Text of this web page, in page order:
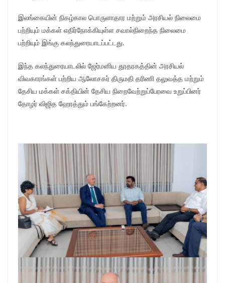
இலங்கையின் நிகழ்கால பொருளாதார மற்றும் அரசியல் நிலைமை
பற்றியும் மக்கள் எதிர்நோக்கியுள்ள சவால்நிறைந்த நிலைமை
பற்றியும் இங்கு கலந்துரையாடப்பட்டது.
இந்த கலந்துரையாடலில் ஜேர்மனிய தூதரகத்தின் அரசியல்
விவகாரங்கள் பற்றிய ஆலோசகர் திருமதி தரிணி தலுவத்த மற்றும்
தேசிய மக்கள் சக்தியின் தேசிய நிறைவேற்றுப்பேரவை உறுப்பினர்
தோழர் விஜித ஹேரத்தும் பங்கேற்றனர்.